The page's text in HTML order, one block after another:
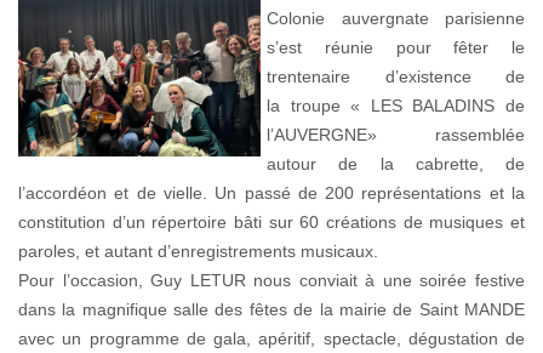
Colonie auvergnate parisienne
s’est réunie pour fêter le
trentenaire d’existence de
la troupe « LES BALADINS de
l’AUVERGNE» rassemblée
autour de la cabrette, de
l’accordéon et de vielle. Un passé de 200 représentations et la
constitution d’un répertoire bâti sur 60 créations de musiques et
paroles, et autant d’enregistrements musicaux.
Pour l’occasion, Guy LETUR nous conviait à une soirée festive
dans la magnifique salle des fêtes de la mairie de Saint MANDE
avec un programme de gala, apéritif, spectacle, dégustation de